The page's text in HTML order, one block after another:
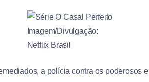
Imagem/Divulgação:
Netflix Brasil
a polícia contra os poderosos